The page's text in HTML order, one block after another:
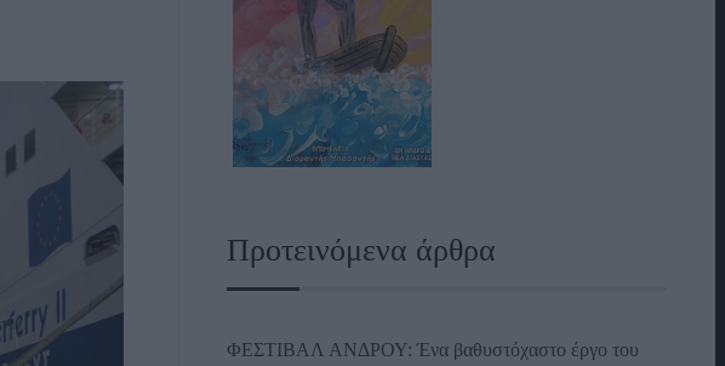
Προτεινόμενα άρθρα
ΦΕΣΤΙΒΑΛ ΑΝΔΡΟΥ: Ένα βαθυστόχαστο έργο του